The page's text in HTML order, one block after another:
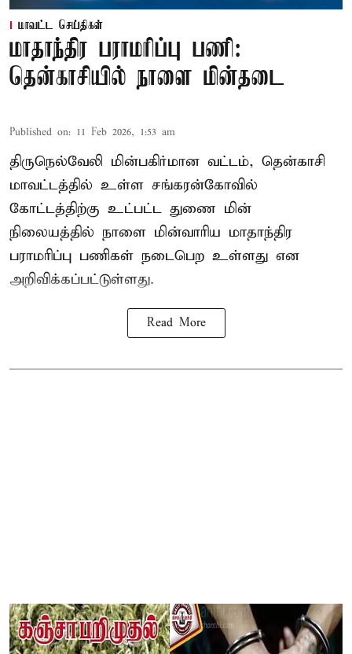
மாவட்ட செய்திகள்
மாதாந்திர பராமரிப்பு பணி:
தென்காசியில் நாளை மின்தடை
Published on: 11 Feb 2026, 1:53 am
திருநெல்வேலி மின்பகிர்மான வட்டம், தென்காசி
மாவட்டத்தில் உள்ள சங்கரன்கோவில்
கோட்டத்திற்கு உட்பட்ட துணை மின்
நிலையத்தில் நாளை மின்வாரிய மாதாந்திர
பராமரிப்பு பணிகள் நடைபெற உள்ளது என
அறிவிக்கப்பட்டுள்ளது.
Read More